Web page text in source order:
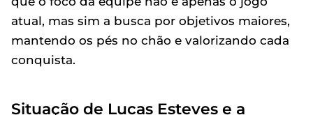
atual, mas sim a busca por objetivos maiores,
mantendo os pés no chão e valorizando cada
conquista.
Situação de Lucas Esteves e a